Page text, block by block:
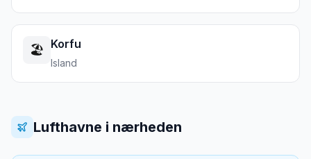
🏖️ Korfu
Island
Lufthavne i nærheden